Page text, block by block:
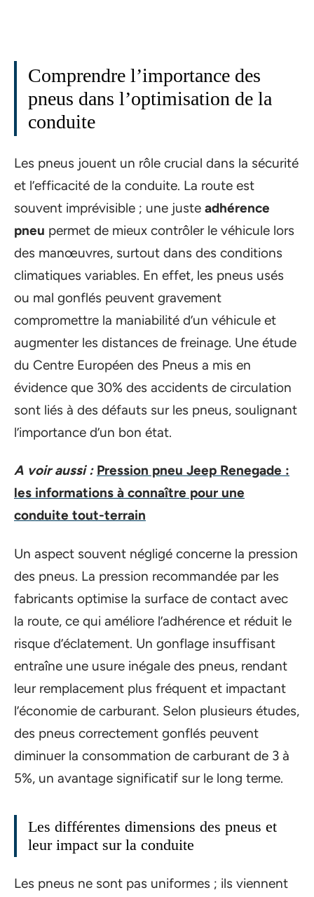
Comprendre l’importance des
pneus dans l’optimisation de la
conduite
Les pneus jouent un rôle crucial dans la sécurité
et l’efficacité de la conduite. La route est
souvent imprévisible ; une juste adhérence
pneu permet de mieux contrôler le véhicule lors
des manœuvres, surtout dans des conditions
climatiques variables. En effet, les pneus usés
ou mal gonflés peuvent gravement
compromettre la maniabilité d’un véhicule et
augmenter les distances de freinage. Une étude
du Centre Européen des Pneus a mis en
évidence que 30% des accidents de circulation
sont liés à des défauts sur les pneus, soulignant
l’importance d’un bon état.
A voir aussi : Pression pneu Jeep Renegade :
les informations à connaître pour une
conduite tout-terrain
Un aspect souvent négligé concerne la pression
des pneus. La pression recommandée par les
fabricants optimise la surface de contact avec
la route, ce qui améliore l’adhérence et réduit le
risque d’éclatement. Un gonflage insuffisant
entraîne une usure inégale des pneus, rendant
leur remplacement plus fréquent et impactant
l’économie de carburant. Selon plusieurs études,
des pneus correctement gonflés peuvent
diminuer la consommation de carburant de 3 à
5%, un avantage significatif sur le long terme.
Les différentes dimensions des pneus et
leur impact sur la conduite
Les pneus ne sont pas uniformes ; ils viennent